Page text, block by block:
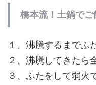
橋本流！土鍋で
１、沸騰するまでふ
２、沸騰してきたら
３、ふたをして弱火